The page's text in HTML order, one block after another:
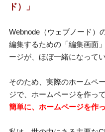
ド）」
Webnode（ウェブノード）
編集するための「編集画面
ージが、ほぼ一緒になって
そのため、実際のホームペ
ジで、ホームページを作っ
簡単に、ホームページを作